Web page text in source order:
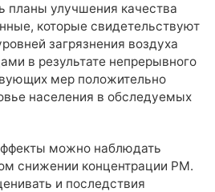
планы улучшения качества
которые свидетельствуют
загрязнения воздуха
в результате непрерывного
мер положительно
населения в обследуемых
можно наблюдать
снижении концентрации РМ.
и последствия